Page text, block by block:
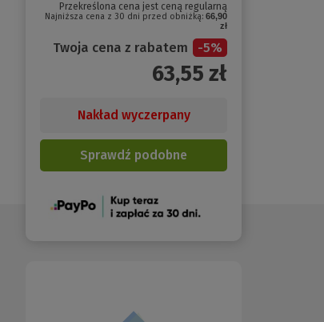
Przekreślona cena jest ceną regularną
Najniższa cena z 30 dni przed obniżką: 66,90
zł
Twoja cena z rabatem -5%
63,55 zł
Nakład wyczerpany
Sprawdź podobne
(Nowe